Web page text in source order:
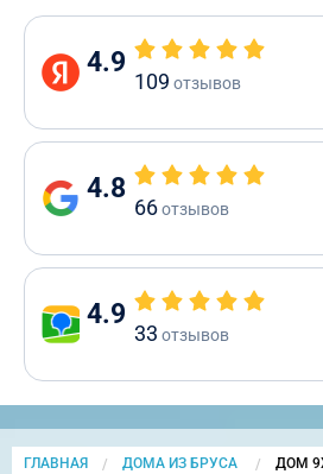
4.9
109 отзывов
4.8
66отзывов
4.9
33 отзывов
ГЛАВНАЯ ДОМА ИЗ БРУСА ДОМ